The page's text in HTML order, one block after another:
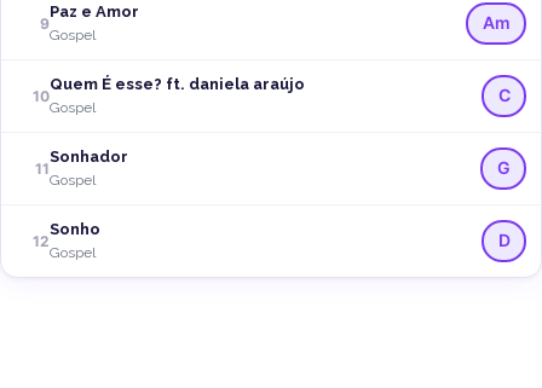
9
Paz e Amor
Gospel
Am
10
Quem É esse? ft. daniela araújo
Gospel
C
11
Sonhador
Gospel
G
12
Sonho
Gospel
D